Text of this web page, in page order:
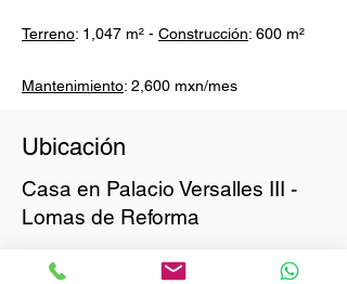
Terreno: 1,047 m² - Construcción: 600 m²
Mantenimiento: 2,600 mxn/mes
Ubicación
Casa en Palacio Versalles III -
Lomas de Reforma